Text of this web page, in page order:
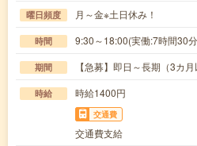
曜日頻度 月～金※土日休み！
時間 9:30～18:00(実働:7時間30
期間 【急募】即日～長期（3カ月
時給 時給1400円
交通費
交通費支給